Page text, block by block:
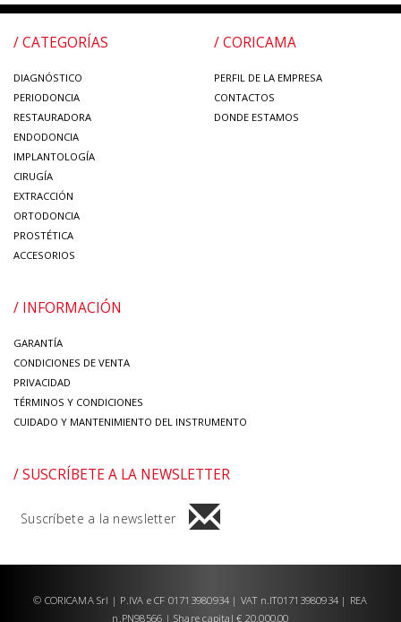
/ CATEGORÍAS
DIAGNÓSTICO
PERIODONCIA
RESTAURADORA
ENDODONCIA
IMPLANTOLOGÍA
CIRUGÍA
EXTRACCIÓN
ORTODONCIA
PROSTÉTICA
ACCESORIOS
/ CORICAMA
PERFIL DE LA EMPRESA
CONTACTOS
DONDE ESTAMOS
/ INFORMACIÓN
GARANTÍA
CONDICIONES DE VENTA
PRIVACIDAD
TÉRMINOS Y CONDICIONES
CUIDADO Y MANTENIMIENTO DEL INSTRUMENTO
/ SUSCRÍBETE A LA NEWSLETTER
Suscríbete a la newsletter
© CORICAMA Srl | P.IVA e CF 01713980934 | VAT n.IT01713980934 | REA
n.PN98566 | Share capital € 20.000,00